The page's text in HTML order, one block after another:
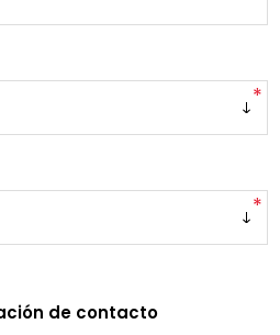
*
*
de contacto